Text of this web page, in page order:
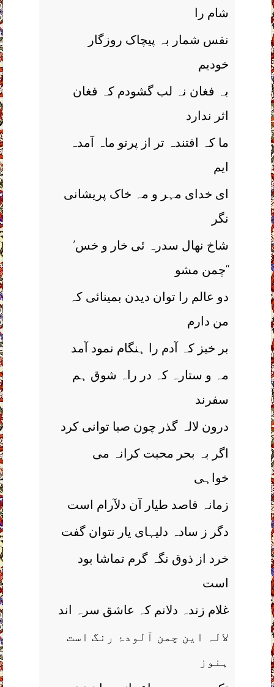
شام را
نفس شمار بہ پیچاک روزگار
خودیم
بہ فغان نہ لب گشودم کہ فغان
اثر ندارد
ما کہ افتندہ تر از پرتو ماہ آمدہ
ایم
ای خدای مہر و مہ خاک پریشانی
نگر
’شاخ نھال سدرہ ئی خار و خس
چمن مشو‘‘
دو عالم را توان دیدن بمینائی کہ
من دارم
بر خیز کہ آدم را ہنگام نمود آمد
مہ و ستارہ کہ در راہ شوق ہم
سفرند
درون لالہ گذر چون صبا توانی کرد
اگر بہ بحر محبت کرانہ می
خواہی
زمانہ قاصد طیار آن دلآرام است
دگر ز سادہ دلیہای یار نتوان گفت
خرد از ذوق نگہ گرم تماشا بود
است
غلام زندہ دلانم کہ عاشق سرہ اند
لالہ این چمن آلودۂ رنگ است
ہنوز